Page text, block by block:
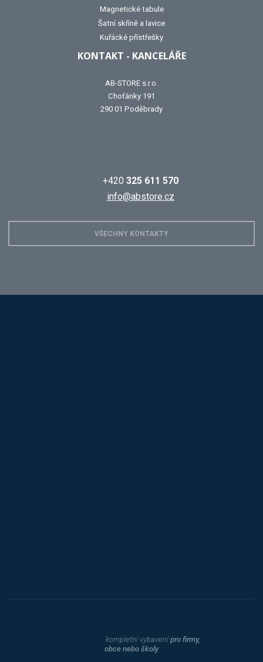
Magnetické tabule
Šatní skříně a lavice
Kuřácké přístřešky
KONTAKT - KANCELÁŘE
AB-STORE s.r.o.
Choťánky 191
290 01 Poděbrady
+420 325 611 570
info@abstore.cz
VŠECHNY KONTAKTY
kompletní vybavenípro firmy,
obce nebo školy